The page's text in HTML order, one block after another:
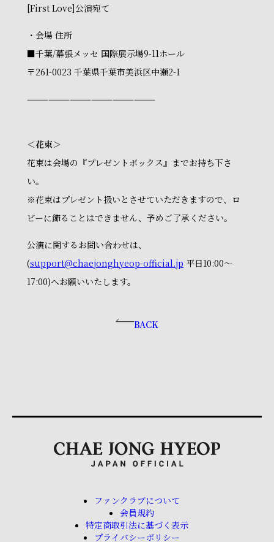
[First Love]公演宛て
・会場 住所
■千葉/幕張メッセ 国際展示場9-11ホール
〒261-0023 千葉県千葉市美浜区中瀬2-1
——————————————————
＜花束＞
花束は会場の『プレゼントボックス』までお持ち下さ
い。
※花束はプレゼント扱いとさせていただきますので、ロ
ビーに飾ることはできません、予めご了承ください。
公演に関するお問い合わせは、
(support@chaejonghyeop-official.jp 平日10:00～
17:00)へお願いいたします。
BACK
ファンクラブについて
会員規約
特定商取引法に基づく表示
プライバシーポリシー